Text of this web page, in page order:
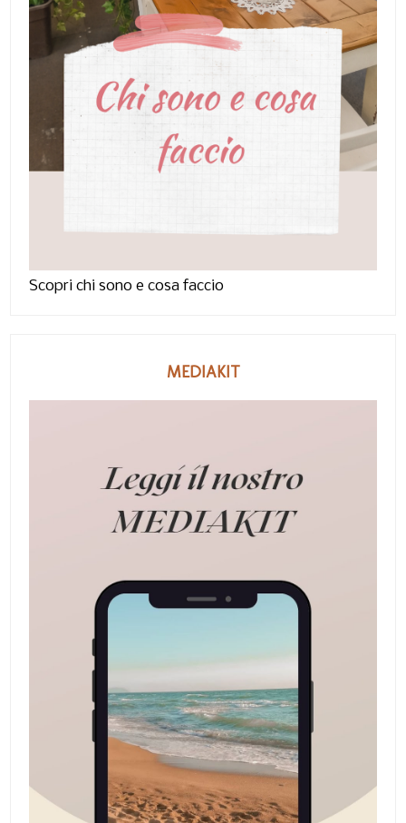
Scopri chi sono e cosa faccio
MEDIAKIT